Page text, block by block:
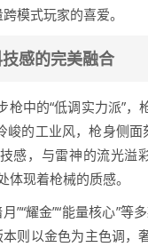
模式玩家的喜爱。
感的完美融合
枪中的“低调实力派”
的工业风，枪身侧
感，与雷神的流光溢
体现着枪械的质感。
”“耀金”“能量核心”
本则以金色为主色调